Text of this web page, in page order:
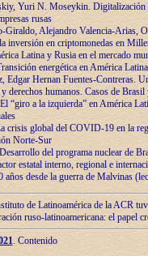
Yuri N. Moseykin. Digitalización
rusas
Giraldo, Alejandro Valencia-Arias,
inversión en criptomonedas en
Latina y Rusia en el mercado
energética en América
Edgar Hernan Fuentes-Contreras.
derechos humanos. Casos de
“giro a la izquierda” en América
crisis global del COVID-19 en la
Norte-Sur
del programa nuclear de
estatal interno, regional e
desde la guerra de Malvinas
de Latinoamérica de la ACR
ruso-latinoamericana: el papel
. Contenido